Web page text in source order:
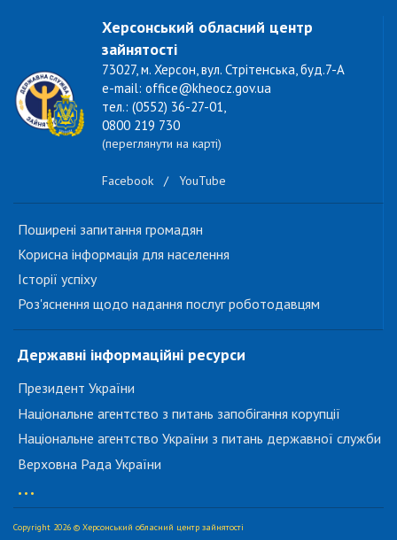
Херсонський обласний центр
зайнятості
73027, м. Херсон, вул. Стрітенська, буд.7-А
e-mail: office@kheocz.gov.ua
тел.: (0552) 36-27-01,
0800 219 730
(переглянути на карті)
Facebook / YouTube
Поширені запитання громадян
Корисна інформація для населення
Історії успіху
Роз'яснення щодо надання послуг роботодавцям
Державні інформаційні ресурси
Президент України
Національне агентство з питань запобігання корупції
Національне агентство України з питань державної служби
Верховна Рада України
...
Copyright 2026 © Херсонський обласний центр зайнятості